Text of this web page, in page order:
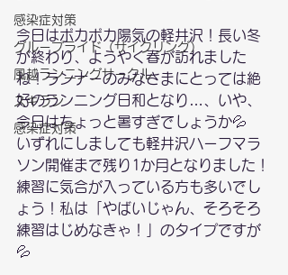
感染症対策
グループライド（サイクリング）
風越ランニングサークル
スキラン
感染症対策
今日はポカポカ陽気の軽井沢！長い冬
が終わり、ようやく春が訪れました
ね！ランナーのみなさまにとっては絶
好のランニング日和となり…、いや、
今日はちょっと暑すぎでしょうか💦
いずれにしましても軽井沢ハーフマラ
ソン開催まで残り1か月となりました！
練習に気合が入っている方も多いでし
ょう！私は「やばいじゃん、そろそろ
練習はじめなきゃ！」のタイプですが
💦